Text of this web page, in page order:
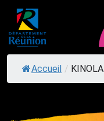
Skip
content
Accueil / KINOLA